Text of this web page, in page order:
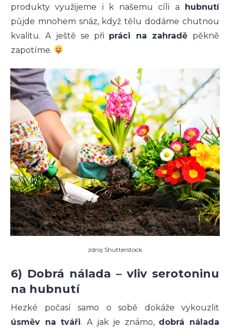
produkty využijeme i k našemu cíli a hubnutí
půjde mnohem snáz, když tělu dodáme chutnou
kvalitu. A ještě se při práci na zahradě pěkně
zapotíme.
zdroj Shutterstock
6) Dobrá nálada – vliv serotoninu
na hubnutí
Hezké počasí samo o sobě dokáže vykouzlit
úsměv na tváři. A jak je známo, dobrá nálada